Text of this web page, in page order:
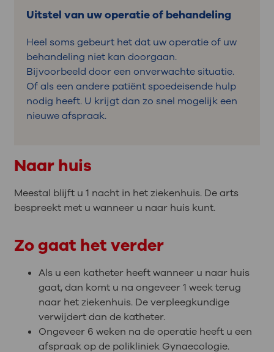
Uitstel van uw operatie of behandeling
Heel soms gebeurt het dat uw operatie of uw
behandeling niet kan doorgaan.
Bijvoorbeeld door een onverwachte situatie.
Of als een andere patiënt spoedeisende hulp
nodig heeft. U krijgt dan zo snel mogelijk een
nieuwe afspraak.
Naar huis
Meestal blijft u 1 nacht in het ziekenhuis. De arts
bespreekt met u wanneer u naar huis kunt.
Zo gaat het verder
Als u een katheter heeft wanneer u naar huis
gaat, dan komt u na ongeveer 1 week terug
naar het ziekenhuis. De verpleegkundige
verwijdert dan de katheter.
Ongeveer 6 weken na de operatie heeft u een
afspraak op de polikliniek Gynaecologie.